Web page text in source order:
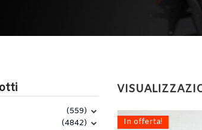
(559)
(4842)
In offerta!